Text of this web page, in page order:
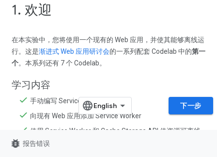
1. 欢迎
在本实验中，您将使用一个现有的 Web 应用，并使其能够离线运
行。这是渐进式 Web 应用研讨会的一系列配套 Codelab 中的第一
个。本系列还有 7 个 Codelab。
学习内容
手动编写 Service Worker
向现有 Web 应用添加 Service Worker
使用 Service Worker 和 Cache Storage API 使资源可离线
使用
下一步
bug_report 报告错误